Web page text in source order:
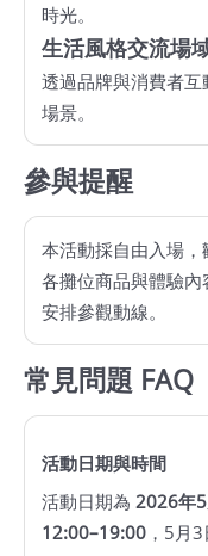
網
站
導
覽
EN
Facebook
私
權
網
站
安
時光。
生活風格交流場
透過品牌與消費者
場景。
參與提醒
本活動採自由入場，
各攤位商品與體驗
安排參觀動線。
常見問題 FAQ
活動日期與時間
活動日期為 2026年
12:00–19:00 ，5月